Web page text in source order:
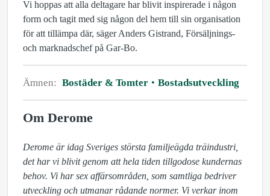
Vi hoppas att alla deltagare har blivit inspirerade i någon
form och tagit med sig någon del hem till sin organisation
för att tillämpa där, säger Anders Gistrand, Försäljnings-
och marknadschef på Gar-Bo.
Ämnen: Bostäder & Tomter Bostadsutveckling
Om Derome
Derome är idag Sveriges största familjeägda träindustri,
det har vi blivit genom att hela tiden tillgodose kundernas
behov. Vi har sex affärsområden, som samtliga bedriver
utveckling och utmanar rådande normer. Vi verkar inom